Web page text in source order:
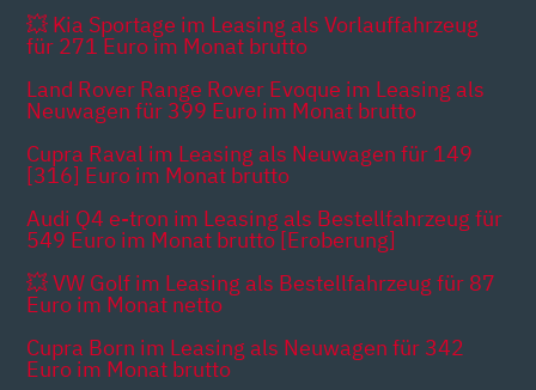
💥 Kia Sportage im Leasing als Vorlauffahrzeug
für 271 Euro im Monat brutto
Land Rover Range Rover Evoque im Leasing als
Neuwagen für 399 Euro im Monat brutto
Cupra Raval im Leasing als Neuwagen für 149
[316] Euro im Monat brutto
Audi Q4 e-tron im Leasing als Bestellfahrzeug für
549 Euro im Monat brutto [Eroberung]
💥 VW Golf im Leasing als Bestellfahrzeug für 87
Euro im Monat netto
Cupra Born im Leasing als Neuwagen für 342
Euro im Monat brutto